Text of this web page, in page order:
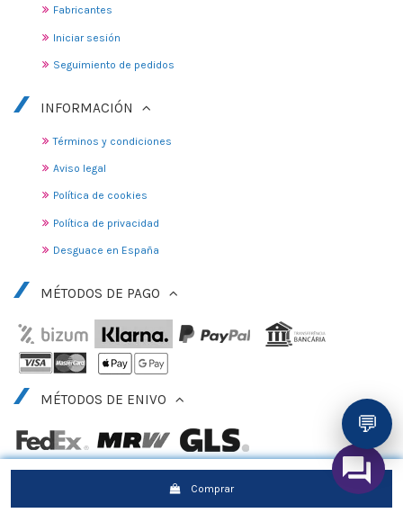
Comprar
Fabricantes
Iniciar sesión
Seguimiento de pedidos
INFORMACIÓN
Términos y condiciones
Aviso legal
Política de cookies
Política de privacidad
Desguace en España
MÉTODOS DE PAGO
MÉTODOS DE ENIVO
💬
© 2010 - 2025 DESGUACE GANDIA, S.L.